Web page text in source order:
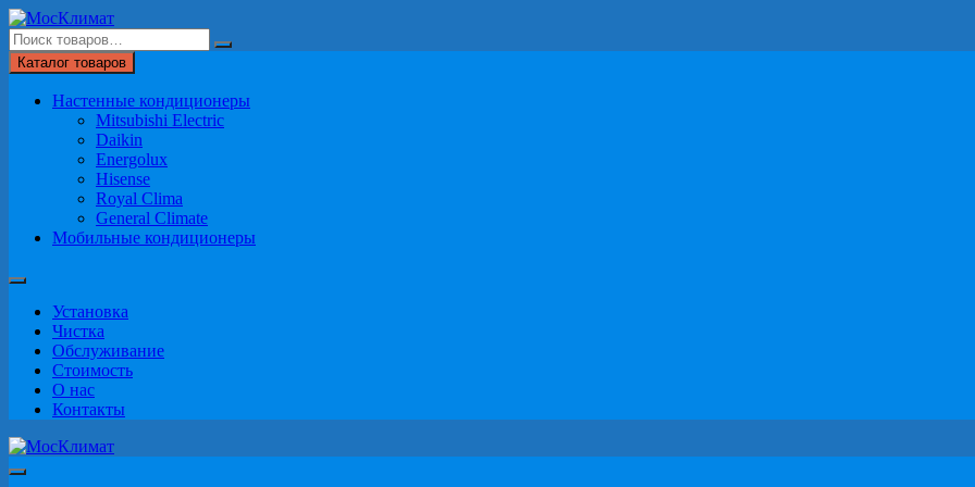
Перейти
к
содержимому
Каталог товаров
Настенные кондиционеры
Mitsubishi Electric
Daikin
Energolux
Hisense
Royal Clima
General Climate
Мобильные кондиционеры
Установка
Чистка
Обслуживание
Стоимость
О нас
Контакты